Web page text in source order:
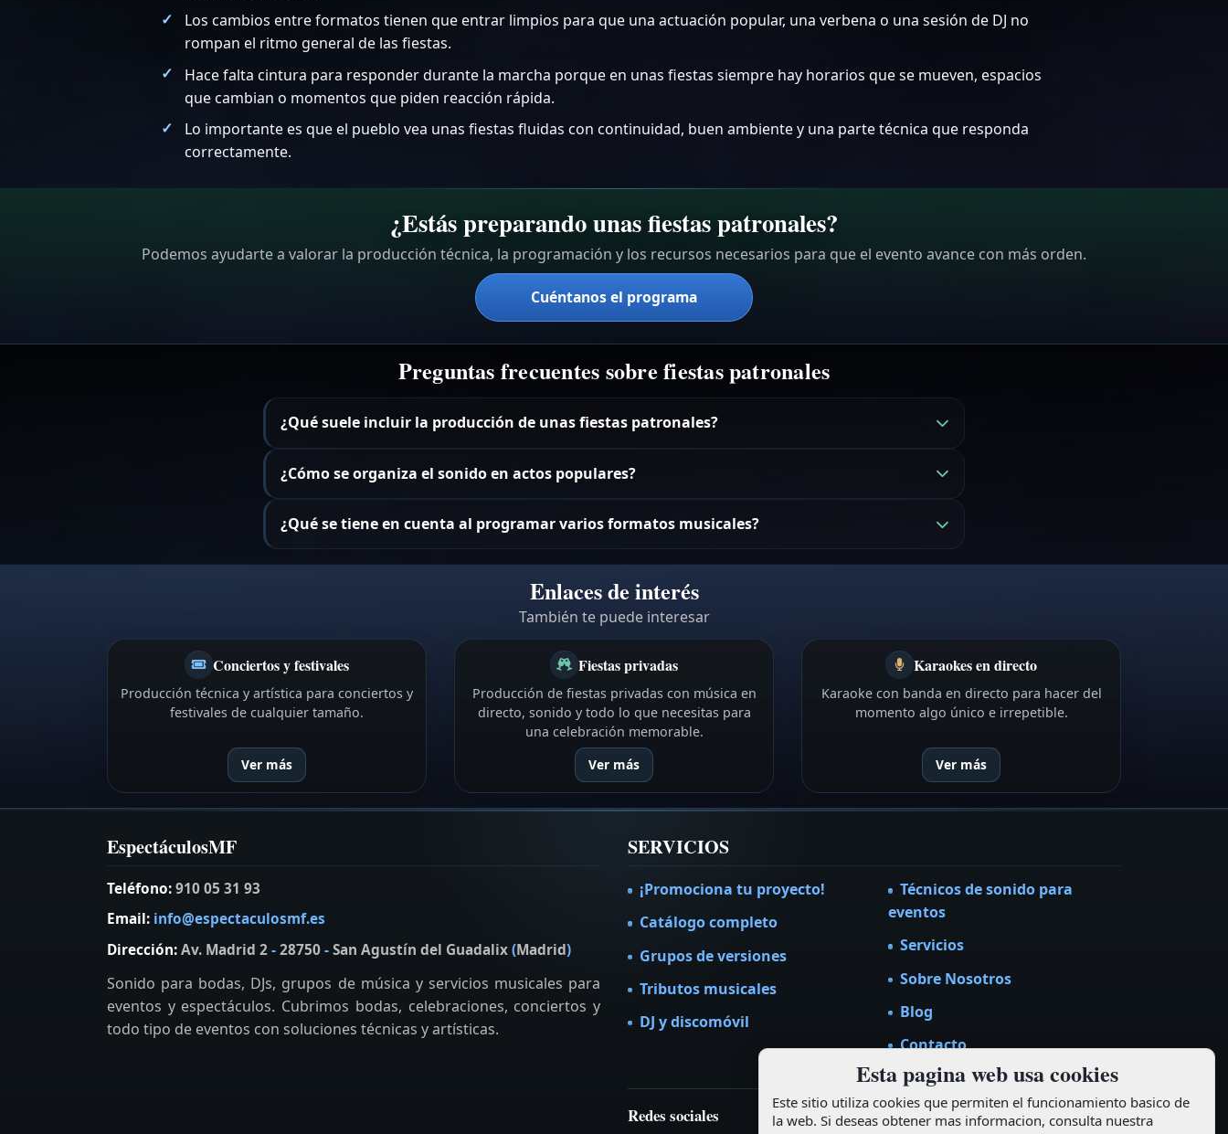
Los cambios entre formatos tienen que entrar limpios para que una actuación popular, una verbena o una sesión de DJ no
rompan el ritmo general de las fiestas.
Hace falta cintura para responder durante la marcha porque en unas fiestas siempre hay horarios que se mueven, espacios
que cambian o momentos que piden reacción rápida.
Lo importante es que el pueblo vea unas fiestas fluidas con continuidad, buen ambiente y una parte técnica que responda
correctamente.
¿Estás preparando unas fiestas patronales?
Podemos ayudarte a valorar la producción técnica, la programación y los recursos necesarios para que el evento avance con más orden.
Cuéntanos el programa
Preguntas frecuentes sobre fiestas patronales
¿Qué suele incluir la producción de unas fiestas patronales?
¿Cómo se organiza el sonido en actos populares?
¿Qué se tiene en cuenta al programar varios formatos musicales?
Enlaces de interés
También te puede interesar
Conciertos y festivales
Producción técnica y artística para conciertos y
festivales de cualquier tamaño.
Ver más
Fiestas privadas
Producción de fiestas privadas con música en
directo, sonido y todo lo que necesitas para
una celebración memorable.
Ver más
Karaokes en directo
Karaoke con banda en directo para hacer del
momento algo único e irrepetible.
Ver más
EspectáculosMF
Teléfono:910 05 31 93
Email: info@espectaculosmf.es
Dirección:Av. Madrid 2-28750-San Agustín del Guadalix(Madrid)
Sonido para bodas, DJs, grupos de música y servicios musicales para
eventos y espectáculos. Cubrimos bodas, celebraciones, conciertos y
todo tipo de eventos con soluciones técnicas y artísticas.
SERVICIOS
¡Promociona tu proyecto!
Catálogo completo
Grupos de versiones
Tributos musicales
DJ y discomóvil
Técnicos de sonido para
eventos
Servicios
Sobre Nosotros
Blog
Contacto
Redes sociales
Esta pagina web usa cookies
Este sitio utiliza cookies que permiten el funcionamiento basico de
la web. Si deseas obtener mas informacion, consulta nuestra